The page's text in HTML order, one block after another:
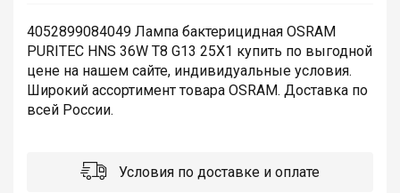
4052899084049 Лампа бактерицидная OSRAM
PURITEC HNS 36W T8 G13 25X1 купить по выгодной
цене на нашем сайте, индивидуальные условия.
Широкий ассортимент товара OSRAM. Доставка по
всей России.
Условия по доставке и оплате